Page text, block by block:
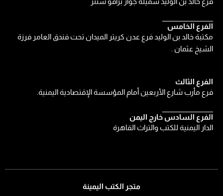
الفرع الثالث
فرع مأرب شارع الأربعين أمام المؤسسة الإقتصادية اليمنية.
الفرع السادس خارج اليمن
الدار اليمنية للكتب والتراث القاهرة
الفرع الخامس
مكتبة خالد بن الوليد فرع عدن كريتر الميدان تحت فندق العامر فرزة
الشيخ عثمان .
متجر الكتب اليمينة